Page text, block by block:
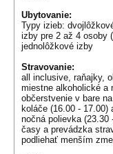
Ubytovanie:
Typy izieb:
izby pre 2 až 4 osoby
jednolôžkové izby
Stravovanie:
all inclusive, raňajky,
miestne alkoholické a
občerstvenie v bare
koláče (16.00 - 17.00)
nočná polievka
časy a prevádzka
podliehať menším